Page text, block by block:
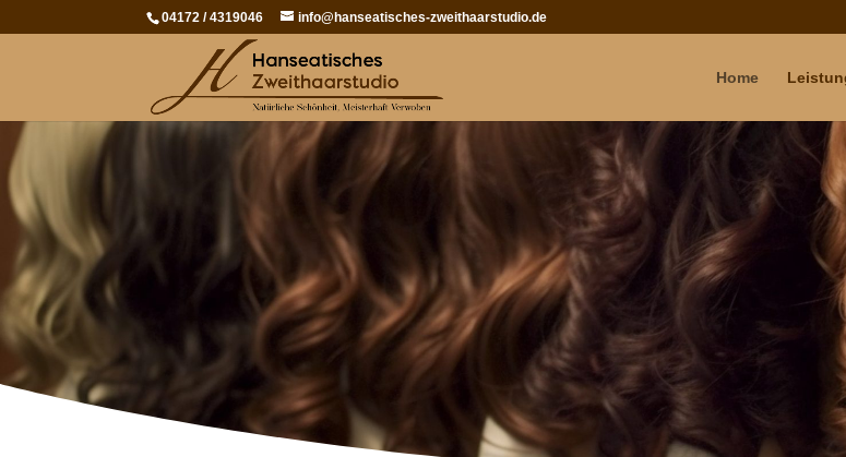
04172 / 4319046 info@hanseatisches-zweithaarstudio.de
Home